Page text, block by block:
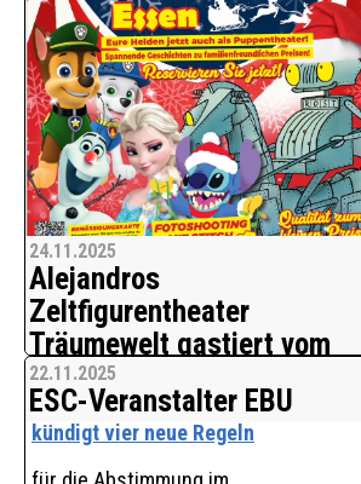
Freuen Sie sich auf ein mitreißendes
Programm mit internationaler Artistik,
spektakulärer Luftakrobatik, rasanten
Hula-Hoop-Darbietungen und vielen
weiteren atemberaubenden
Attraktionen! Die anmutig
24.11.2025
Alejandros
Zeltfigurentheater
Träumewelt gastiert vom
19.12.2025 - 11.1.2026 in
Essen
Kleine und große Theaterfans werden
herzlichst in das Kindertheater
22.11.2025
ESC-Veranstalter EBU
kündigt vier neue Regeln